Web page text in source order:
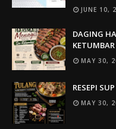
JUNE 10,
DAGING
KETUMBAR
MAY 30,
RESEPI
MAY 30,